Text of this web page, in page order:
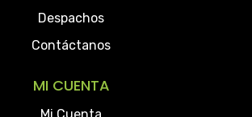
Despachos
Contáctanos
MI CUENTA